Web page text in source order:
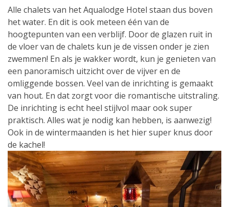
Alle chalets van het Aqualodge Hotel staan dus boven
het water. En dit is ook meteen één van de
hoogtepunten van een verblijf. Door de glazen ruit in
de vloer van de chalets kun je de vissen onder je zien
zwemmen! En als je wakker wordt, kun je genieten van
een panoramisch uitzicht over de vijver en de
omliggende bossen. Veel van de inrichting is gemaakt
van hout. En dat zorgt voor die romantische uitstraling.
De inrichting is echt heel stijlvol maar ook super
praktisch. Alles wat je nodig kan hebben, is aanwezig!
Ook in de wintermaanden is het hier super knus door
de kachel!